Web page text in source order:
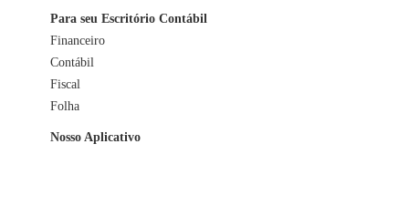
Para seu Escritório Contábil
Financeiro
Contábil
Fiscal
Folha
Nosso Aplicativo